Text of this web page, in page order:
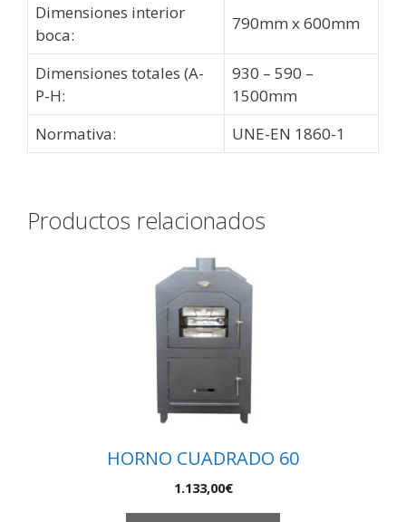
Dimensiones interior
boca:
790mm x 600mm
Dimensiones totales (A-
P-H:
930 – 590 –
1500mm
Normativa:
UNE-EN 1860-1
Productos relacionados
HORNO CUADRADO 60
1.133,00€